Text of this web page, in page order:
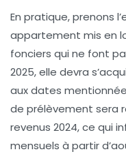
En pratique, prenons
appartement mis en
fonciers qui ne font
2025, elle devra
aux dates
de prélèvement sera
revenus 2024, ce qui
mensuels à partir